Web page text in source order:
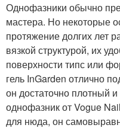
Однофазники обычно
мастера. Но некоторые
протяжение долгих лет
вязкой структурой, их
поверхности типс или
гель InGarden отлично
он достаточно плотный
однофазник от Vogue
для нюда, он